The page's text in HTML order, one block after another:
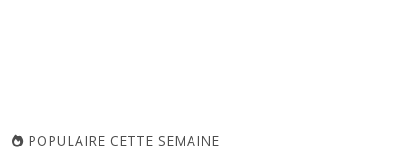
POPULAIRE CETTE SEMAINE